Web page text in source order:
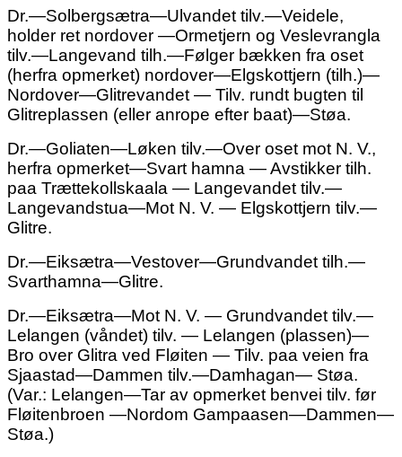
Dr.—Solbergsætra—Ulvandet tilv.—Veidele,
holder ret nordover —Ormetjern og Veslevrangla
tilv.—Langevand tilh.—Følger bækken fra oset
(herfra opmerket) nordover—Elgskottjern (tilh.)—
Nordover—Glitrevandet — Tilv. rundt bugten til
Glitreplassen (eller anrope efter baat)—Støa.
Dr.—Goliaten—Løken tilv.—Over oset mot N. V.,
herfra opmerket—Svart hamna — Avstikker tilh.
paa Trættekollskaala — Langevandet tilv.—
Langevandstua—Mot N. V. — Elgskottjern tilv.—
Glitre.
Dr.—Eiksætra—Vestover—Grundvandet tilh.—
Svarthamna—Glitre.
Dr.—Eiksætra—Mot N. V. — Grundvandet tilv.—
Lelangen (våndet) tilv. — Lelangen (plassen)—
Bro over Glitra ved Fløiten — Tilv. paa veien fra
Sjaastad—Dammen tilv.—Damhagan— Støa.
(Var.: Lelangen—Tar av opmerket benvei tilv. før
Fløitenbroen —Nordom Gampaasen—Dammen—
Støa.)